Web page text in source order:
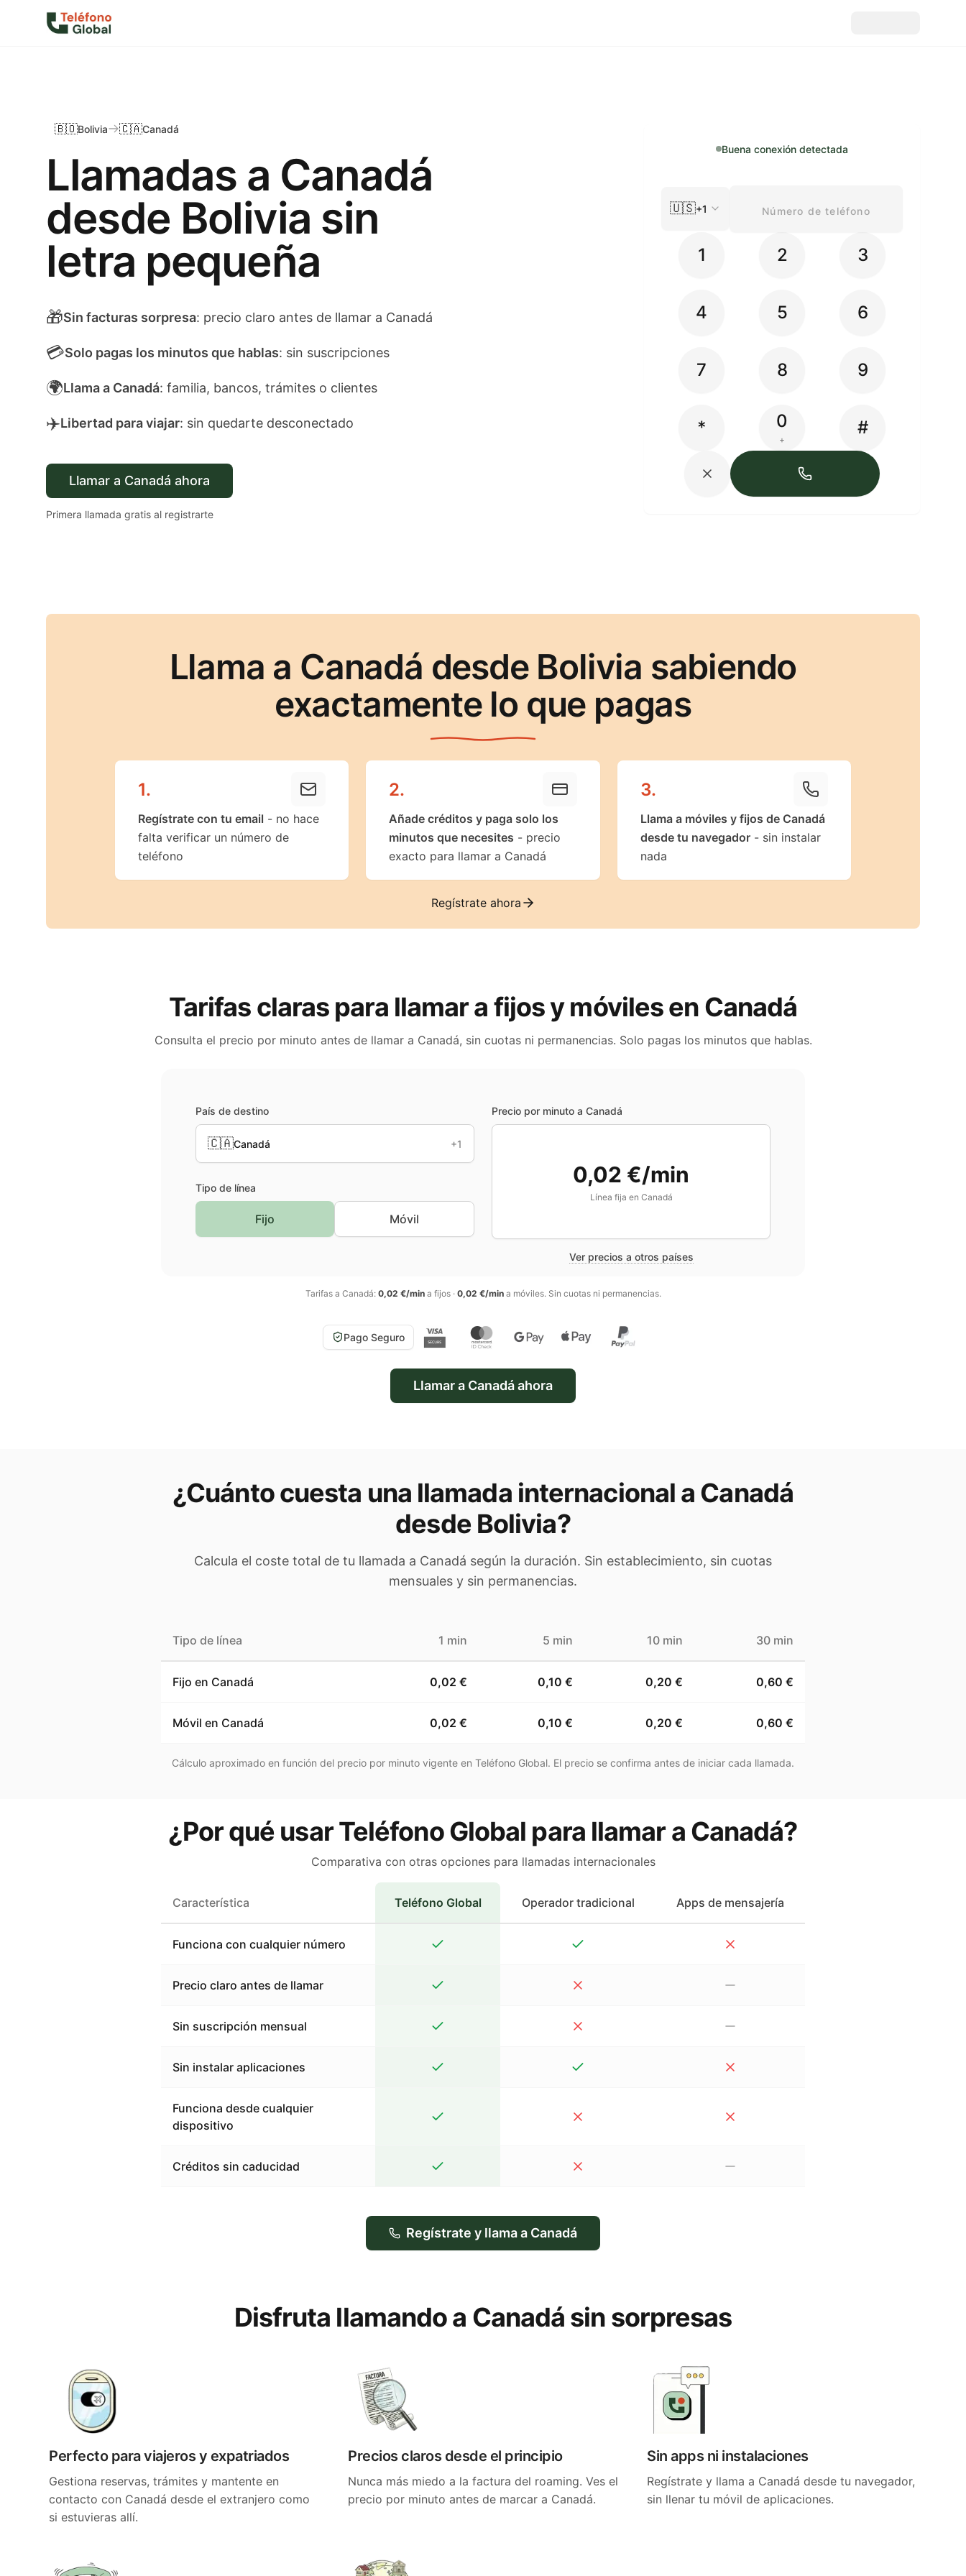
Llamadas a Canadá
desde Bolivia sin
letra pequeña
🇧🇴Bolivia 🇨🇦Canadá
🎁Sin facturas sorpresa: precio claro antes de llamar a Canadá
💳Solo pagas los minutos que hablas: sin suscripciones
🌍Llama a Canadá: familia, bancos, trámites o clientes
✈️Libertad para viajar: sin quedarte desconectado
Llamar a Canadá ahora
Primera llamada gratis al registrarte
Buena conexión detectada
🇺🇸+1
1 2 3
4 5 6
7 8 9
* 0
+
#
Llama a Canadá desde Bolivia sabiendo
exactamente lo que pagas
1.
Regístrate con tu email - no hace
falta verificar un número de
teléfono
2.
Añade créditos y paga solo los
minutos que necesites - precio
exacto para llamar a Canadá
3.
Llama a móviles y fijos de Canadá
desde tu navegador- sin instalar
nada
Regístrate ahora
Tarifas claras para llamar a fijos y móviles en Canadá
Consulta el precio por minuto antes de llamar a Canadá, sin cuotas ni permanencias. Solo pagas los minutos que hablas.
País de destino
🇨🇦Canadá +1
Tipo de línea
Fijo Móvil
Precio por minuto a Canadá
0,02 €/min
Línea fija en Canadá
Ver precios a otros países
Tarifas a Canadá: 0,02 €/mina fijos· 0,02 €/mina móviles. Sin cuotas ni permanencias.
Pago Seguro
Llamar a Canadáahora
¿Cuánto cuesta una llamada internacional a Canadá
desde Bolivia?
Calcula el coste total de tu llamada a Canadá según la duración. Sin establecimiento, sin cuotas
mensuales y sin permanencias.
Tipo de línea 1 min 5 min 10 min 30 min
Fijo en Canadá 0,02 € 0,10 € 0,20 € 0,60 €
Móvil en Canadá 0,02 € 0,10 € 0,20 € 0,60 €
Cálculo aproximado en función del precio por minuto vigente en Teléfono Global. El precio se confirma antes de iniciar cada llamada.
¿Por qué usar Teléfono Global para llamar a Canadá?
Comparativa con otras opciones para llamadas internacionales
Característica Teléfono Global Operador tradicional Apps de mensajería
Funciona con cualquier número
Precio claro antes de llamar
Sin suscripción mensual
Sin instalar aplicaciones
Funciona desde cualquier
dispositivo
Créditos sin caducidad
Regístrate y llama a Canadá
Disfruta llamando a Canadá sin sorpresas
Perfecto para viajeros y expatriados
Gestiona reservas, trámites y mantente en
contacto con Canadá desde el extranjero como
si estuvieras allí.
Precios claros desde el principio
Nunca más miedo a la factura del roaming. Ves el
precio por minuto antes de marcar a Canadá.
Sin apps ni instalaciones
Regístrate y llama a Canadá desde tu navegador,
sin llenar tu móvil de aplicaciones.